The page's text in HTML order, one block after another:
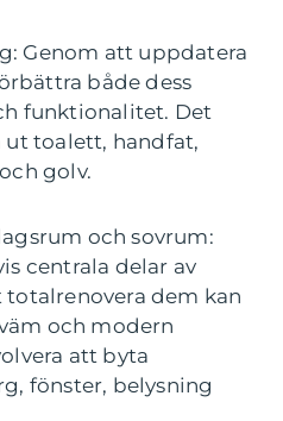
Genom att uppdatera
både dess
funktionalitet. Det
ut toalett, handfat,
golv.
och sovrum:
centrala delar av
dem kan
och modern
att byta
fönster, belysning